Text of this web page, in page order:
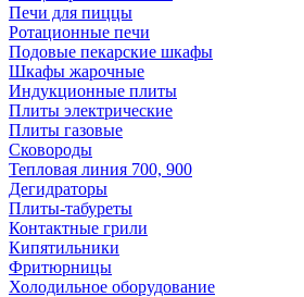
Печи для пиццы
Ротационные печи
Подовые пекарские шкафы
Шкафы жарочные
Индукционные плиты
Плиты электрические
Плиты газовые
Сковороды
Тепловая линия 700, 900
Дегидраторы
Плиты-табуреты
Контактные грили
Кипятильники
Фритюрницы
Холодильное оборудование